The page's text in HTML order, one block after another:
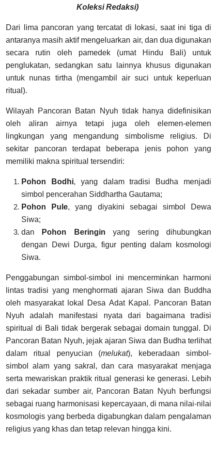
Koleksi Redaksi)
Dari lima pancoran yang tercatat di lokasi, saat ini tiga di
antaranya masih aktif mengeluarkan air, dan dua digunakan
secara rutin oleh pamedek (umat Hindu Bali) untuk
penglukatan, sedangkan satu lainnya khusus digunakan
untuk nunas tirtha (mengambil air suci untuk keperluan
ritual).
Wilayah Pancoran Batan Nyuh tidak hanya didefinisikan
oleh aliran airnya tetapi juga oleh elemen-elemen
lingkungan yang mengandung simbolisme religius. Di
sekitar pancoran terdapat beberapa jenis pohon yang
memiliki makna spiritual tersendiri:
Pohon Bodhi, yang dalam tradisi Budha menjadi
simbol pencerahan Siddhartha Gautama;
Pohon Pule, yang diyakini sebagai simbol Dewa
Siwa;
dan
Pohon Beringinyang sering dihubungkan
dengan Dewi Durga, figur penting dalam kosmologi
Siwa.
Penggabungan simbol-simbol ini mencerminkan harmoni
lintas tradisi yang menghormati ajaran Siwa dan Buddha
oleh masyarakat lokal Desa Adat Kapal. Pancoran Batan
Nyuh adalah manifestasi nyata dari bagaimana tradisi
spiritual di Bali tidak bergerak sebagai domain tunggal. Di
Pancoran Batan Nyuh, jejak ajaran Siwa dan Budha terlihat
dalam ritual penyucian (melukat), keberadaan simbol-
simbol alam yang sakral, dan cara masyarakat menjaga
serta mewariskan praktik ritual generasi ke generasi. Lebih
dari sekadar sumber air, Pancoran Batan Nyuh berfungsi
sebagai ruang harmonisasi kepercayaan, di mana nilai-nilai
kosmologis yang berbeda digabungkan dalam pengalaman
religius yang khas dan tetap relevan hingga kini.